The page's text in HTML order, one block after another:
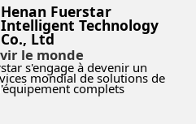
Henan Fuerstar
Intelligent Technology
Co., Ltd
le monde
s'engage à devenir un
mondial de solutions de
complets